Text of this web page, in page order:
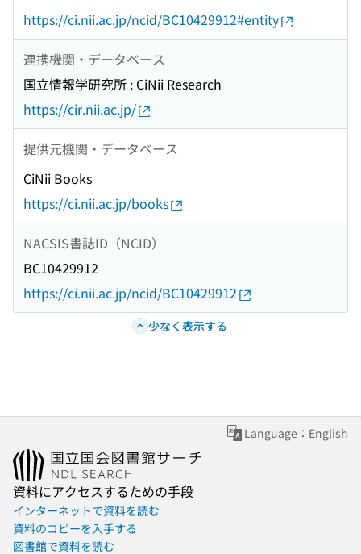
https://ci.nii.ac.jp/ncid/BC10429912#entity
連携機関・データベース
国立情報学研究所 : CiNii Research
https://cir.nii.ac.jp/
提供元機関・データベース
CiNii Books
https://ci.nii.ac.jp/books
NACSIS書誌ID（NCID）
BC10429912
https://ci.nii.ac.jp/ncid/BC10429912
少なく表示する
Language：English
資料にアクセスするための手段
インターネットで資料を読む
資料のコピーを入手する
図書館で資料を読む